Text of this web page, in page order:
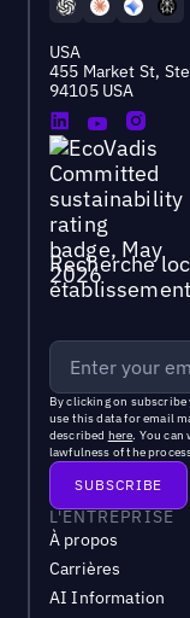
USA
455 Market St,
94105 USA
Recherche
By clicking on
use this data for email
described here. You
lawfulness of the
L'ENTREPRISE
À propos
Carrières
AI Information